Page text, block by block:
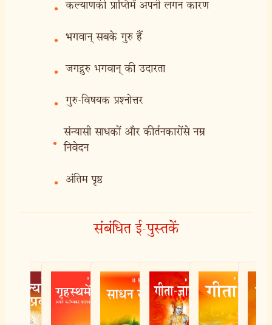
• कल्याणकी प्राप्तिमें अपनी लगन कारण
• भगवान् सबके गुरु हैं
• जगद्गुरु भगवान् की उदारता
• गुरु-विषयक प्रश्नोत्तर
•
संन्यासी साधकों और कीर्तनकारोंसे नम्र
निवेदन
• अंतिम पृष्ठ
संबंधित ई-पुस्तकें